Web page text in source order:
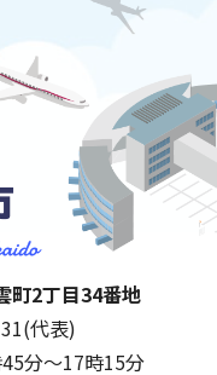
町2丁目34番地
代表)
分～17時15分